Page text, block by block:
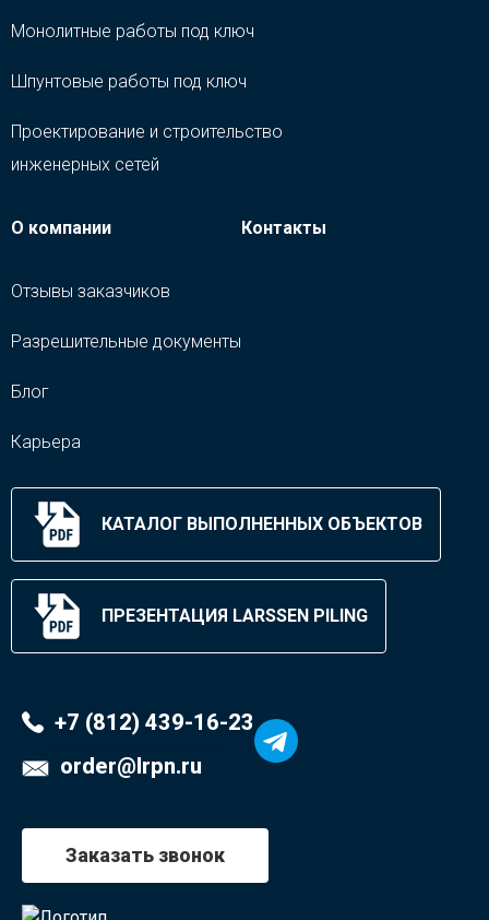
Монолитные работы под ключ
Шпунтовые работы под ключ
Проектирование и строительство
инженерных сетей
О компании
Отзывы заказчиков
Разрешительные документы
Блог
Карьера
Контакты
КАТАЛОГ ВЫПОЛНЕННЫХ ОБЪЕКТОВ
ПРЕЗЕНТАЦИЯ LARSSEN PILING
+7 (812) 439-16-23
order@lrpn.ru
Заказать звонок